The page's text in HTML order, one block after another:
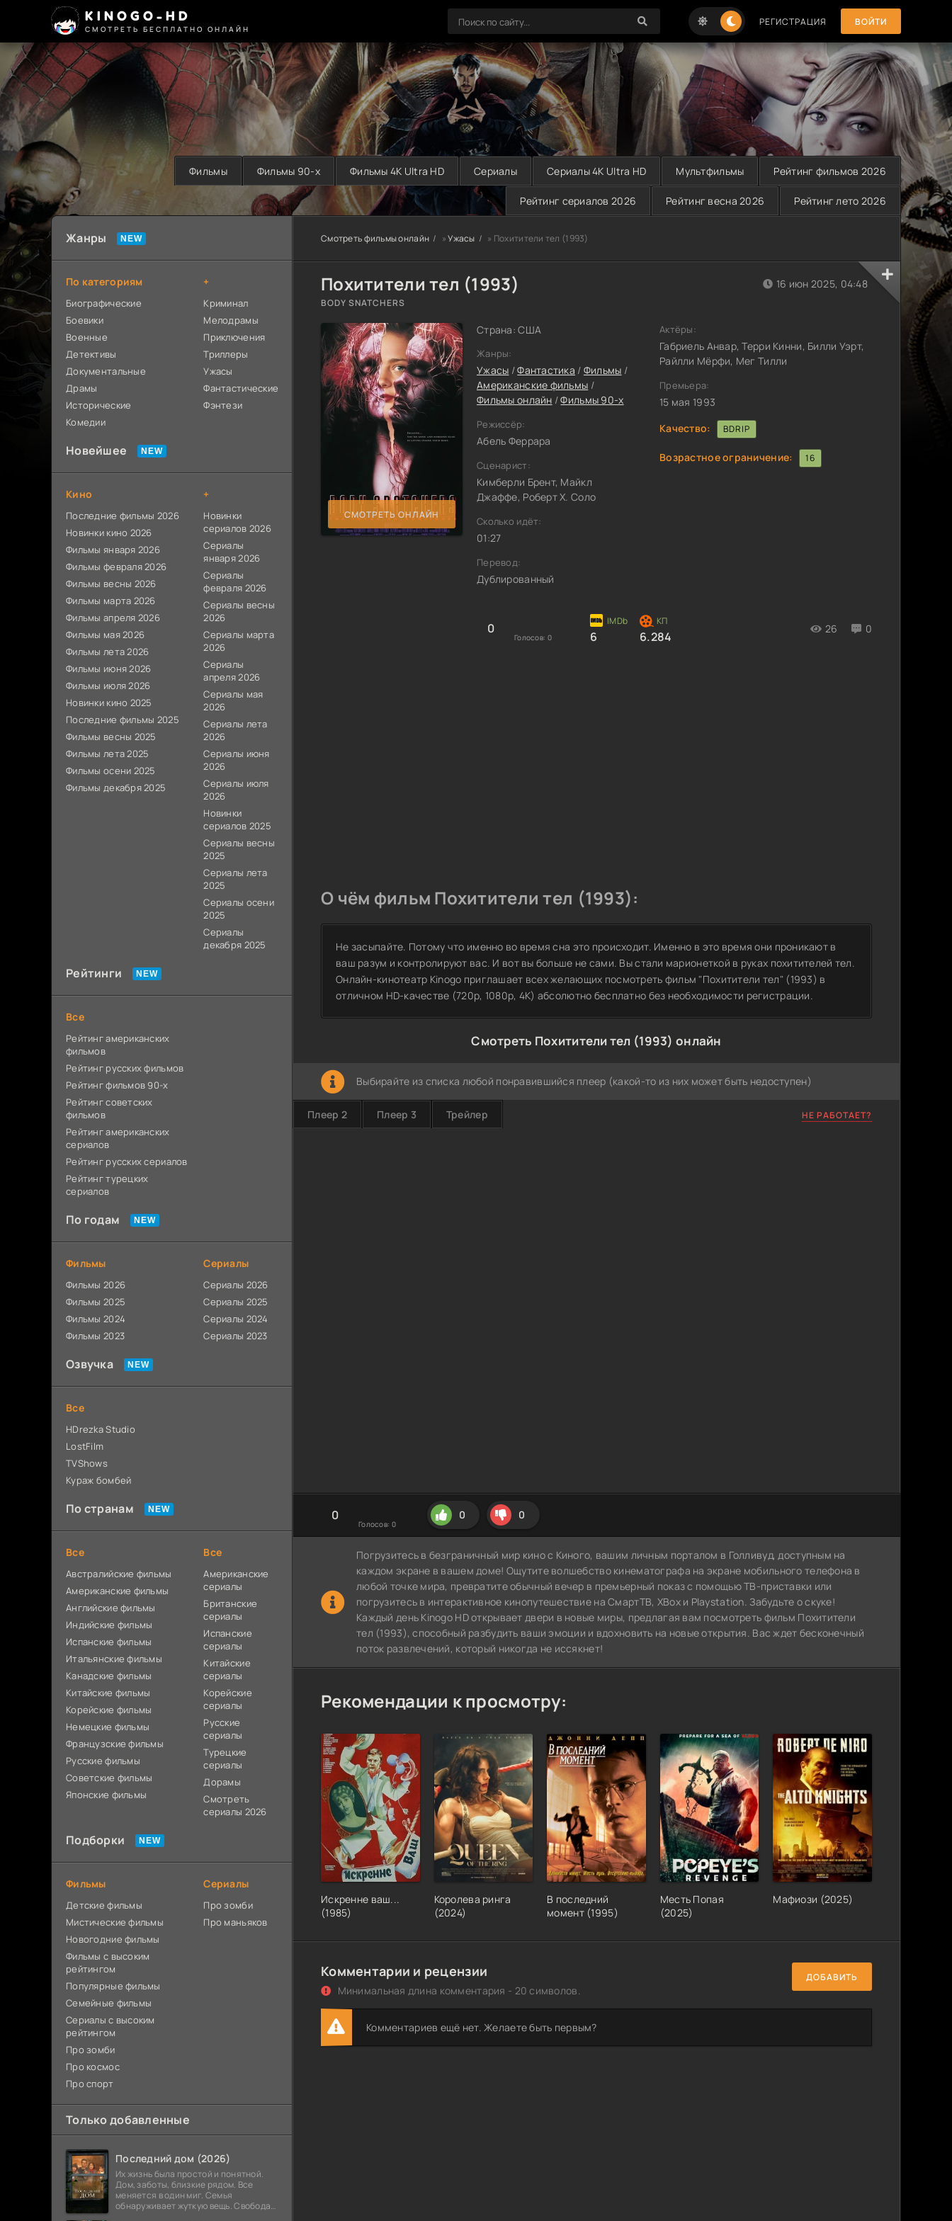
KINOGO-HD
СМОТРЕТЬ БЕСПЛАТНО ОНЛАЙН
РЕГИСТРАЦИЯ ВОЙТИ
Фильмы Фильмы 90-х Фильмы 4K Ultra HD Сериалы Сериалы 4K Ultra HD Мультфильмы Рейтинг фильмов 2026
Рейтинг сериалов 2026 Рейтинг весна 2026 Рейтинг лето 2026
Смотреть фильмы онлайн »Ужасы » Похитители тел (1993)
Похитители тел (1993)
BODY SNATCHERS
СМОТРЕТЬ ОНЛАЙН
Страна: США
Жанры:
Ужасы /Фантастика / Фильмы /
Американские фильмы /
Фильмы онлайн /Фильмы 90-х
Режиссёр:
Абель Феррара
Сценарист:
Кимберли Брент, Майкл
Джаффе, Роберт Х. Соло
Сколько идёт:
01:27
Перевод:
Дублированный
0
Голосов: 0 6 6.284
26 0
16 июн 2025, 04:48
Актёры:
Габриель Анвар, Терри Кинни, Билли Уэрт,
Райлли Мёрфи, Мег Тилли
Премьера:
15 мая 1993
Качество:
BDRIP
Возрастное ограничение: 16
О чём фильм Похитители тел (1993):
Не засыпайте. Потому что именно во время сна это происходит. Именно в это время они проникают в
ваш разум и контролируют вас. И вот вы больше не сами. Вы стали марионеткой в руках похитителей тел.
Онлайн-кинотеатр Kinogo приглашает всех желающих посмотреть фильм "Похитители тел" (1993) в
отличном HD-качестве (720p, 1080p, 4K) абсолютно бесплатно без необходимости регистрации.
Смотреть Похитители тел (1993) онлайн
Выбирайте из списка любой понравившийся плеер (какой-то из них может быть недоступен)
Плеер 2 Плеер 3 Трейлер НЕ РАБОТАЕТ?
0
Голосов: 0
0 0
Погрузитесь в безграничный мир кино с Киного, вашим личным порталом в Голливуд, доступным на
каждом экране в вашем доме! Ощутите волшебство кинематографа на экране мобильного телефона в
любой точке мира, превратите обычный вечер в премьерный показ с помощью ТВ-приставки или
погрузитесь в интерактивное кинопутешествие на СмартТВ, XBox и Playstation. Забудьте о скуке!
Каждый день Kinogo HD открывает двери в новые миры, предлагая вам посмотреть фильм Похитители
тел (1993), способный разбудить ваши эмоции и вдохновить на новые открытия. Вас ждет бесконечный
поток развлечений, который никогда не иссякнет!
Рекомендации к просмотру:
Искренне ваш...
(1985)
Королева ринга
(2024)
В последний
момент (1995)
Месть Попая
(2025)
Мафиози (2025)
Комментарии и рецензии
Минимальная длина комментария - 20 символов.
ДОБАВИТЬ
Комментариев ещё нет. Желаете быть первым?
Жанры
По категориям
Биографические
Боевики
Военные
Детективы
Документальные
Драмы
Исторические
Комедии
+
Криминал
Мелодрамы
Приключения
Триллеры
Ужасы
Фантастические
Фэнтези
Новейшее
Кино
Последние фильмы 2026
Новинки кино 2026
Фильмы января 2026
Фильмы февраля 2026
Фильмы весны 2026
Фильмы марта 2026
Фильмы апреля 2026
Фильмы мая 2026
Фильмы лета 2026
Фильмы июня 2026
Фильмы июля 2026
Новинки кино 2025
Последние фильмы 2025
Фильмы весны 2025
Фильмы лета 2025
Фильмы осени 2025
Фильмы декабря 2025
+
Новинки
сериалов 2026
Сериалы
января 2026
Сериалы
февраля 2026
Сериалы весны
2026
Сериалы марта
2026
Сериалы
апреля 2026
Сериалы мая
2026
Сериалы лета
2026
Сериалы июня
2026
Сериалы июля
2026
Новинки
сериалов 2025
Сериалы весны
2025
Сериалы лета
2025
Сериалы осени
2025
Сериалы
декабря 2025
Рейтинги
Все
Рейтинг американских
фильмов
Рейтинг русских фильмов
Рейтинг фильмов 90-х
Рейтинг советских
фильмов
Рейтинг американских
сериалов
Рейтинг русских сериалов
Рейтинг турецких
сериалов
По годам
Фильмы
Фильмы 2026
Фильмы 2025
Фильмы 2024
Фильмы 2023
Сериалы
Сериалы 2026
Сериалы 2025
Сериалы 2024
Сериалы 2023
Озвучка
Все
HDrezka Studio
LostFilm
TVShows
Кураж бомбей
По странам
Все
Австралийские фильмы
Американские фильмы
Английские фильмы
Индийские фильмы
Испанские фильмы
Итальянские фильмы
Канадские фильмы
Китайские фильмы
Корейские фильмы
Немецкие фильмы
Французские фильмы
Русские фильмы
Советские фильмы
Японские фильмы
Все
Американские
сериалы
Британские
сериалы
Испанские
сериалы
Китайские
сериалы
Корейские
сериалы
Русские
сериалы
Турецкие
сериалы
Дорамы
Смотреть
сериалы 2026
Подборки
Фильмы
Детские фильмы
Мистические фильмы
Новогодние фильмы
Фильмы с высоким
рейтингом
Популярные фильмы
Семейные фильмы
Сериалы с высоким
рейтингом
Про зомби
Про космос
Про спорт
Сериалы
Про зомби
Про маньяков
Только добавленные
Последний дом (2026)
Их жизнь была простой и понятной.
Дом, заботы, близкие рядом. Все
меняется в один миг. Семья
обнаруживает жуткую вещь. Свобода